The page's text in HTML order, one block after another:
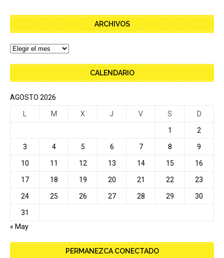
ARCHIVOS
CALENDARIO
AGOSTO 2026
M X J V S D
1 2
3 4 5 6 7 8 9
10 11 12 13 14 15 16
17 18 19 20 21 22 23
24 25 26 27 28 29 30
31
« May
PERMANEZCA CONECTADO